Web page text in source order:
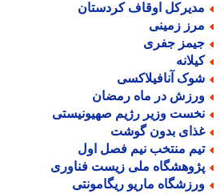
اوقاف کردستان
زمینی
جفری
آنافیلاکسی
در ماه رمضان
وزیر رژیم صهیونیستی
بدون گوشت
منتخب نیم فصل اول
ملی زیست فناوری
ماریو ریگامونتی